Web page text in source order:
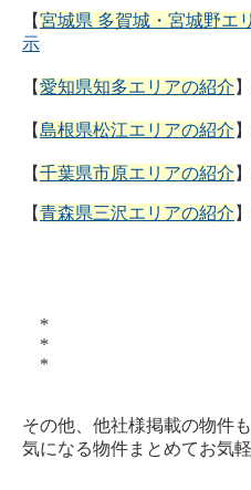
【宮城県 多賀城・宮城野エ
示
【愛知県知多エリアの紹介 】
【島根県松江エリアの紹介 】
【千葉県市原エリアの紹介 】
【青森県三沢エリアの紹介 】
*
*
*
その他、他社様掲載の物件
気になる物件まとめてお気